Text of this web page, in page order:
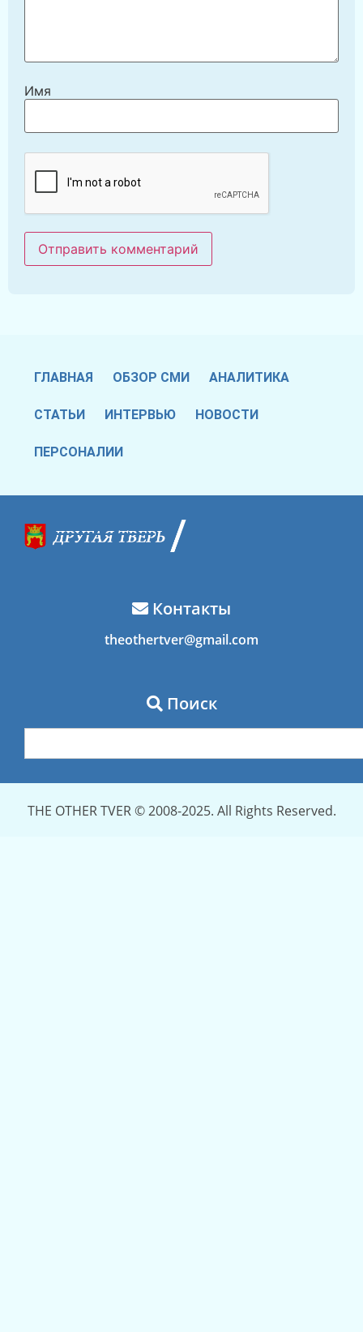
Имя
ГЛАВНАЯ ОБЗОР СМИ АНАЛИТИКА
СТАТЬИ ИНТЕРВЬЮ НОВОСТИ
ПЕРСОНАЛИИ
Контакты
theothertver@gmail.com
Поиск
THE OTHER TVER © 2008-2025. All Rights Reserved.